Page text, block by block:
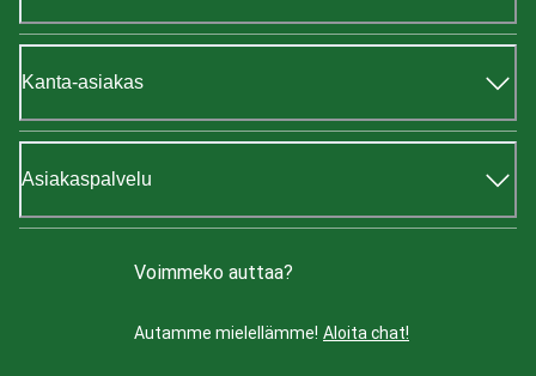
Kanta-asiakas
Asiakaspalvelu
Voimmeko auttaa?
Autamme mielellämme! Aloita chat!